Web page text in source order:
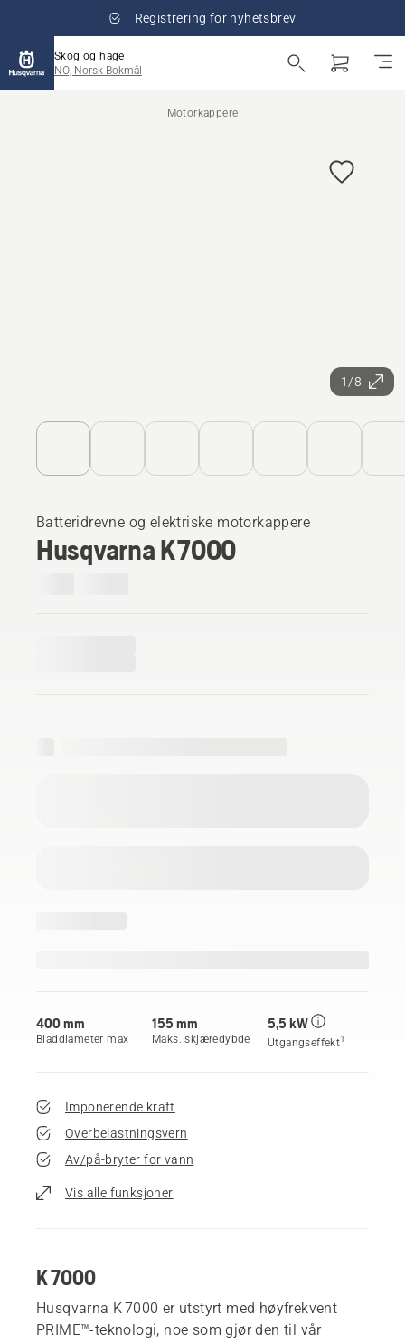
Registrering for nyhetsbrev
Skog og hage
NO, Norsk Bokmål
Motorkappere
1/8
Batteridrevne og elektriske motorkappere
Husqvarna K 7000
400 mm
Bladdiameter max
155 mm
Maks. skjæredybde
5,5 kW
Utgangseffekt1
Imponerende kraft
Overbelastningsvern
Av/på-bryter for vann
Vis alle funksjoner
K 7000
Husqvarna K 7000 er utstyrt med høyfrekvent
PRIME™-teknologi, noe som gjør den til vår